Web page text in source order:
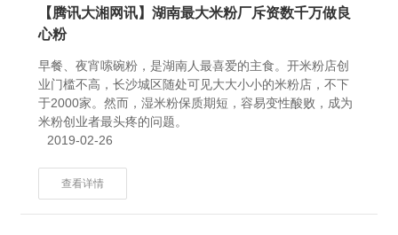
【腾讯大湘网讯】湖南最大米粉厂斥资数千万做良
心粉
早餐、夜宵嗦碗粉，是湖南人最喜爱的主食。开米粉店创
业门槛不高，长沙城区随处可见大大小小的米粉店，不下
于2000家。然而，湿米粉保质期短，容易变性酸败，成为
米粉创业者最头疼的问题。
2019-02-26
查看详情